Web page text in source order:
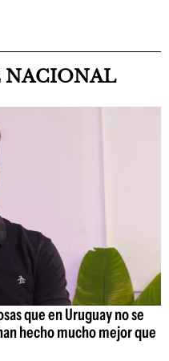
NACIONAL
que en Uruguay no se
hecho mucho mejor que